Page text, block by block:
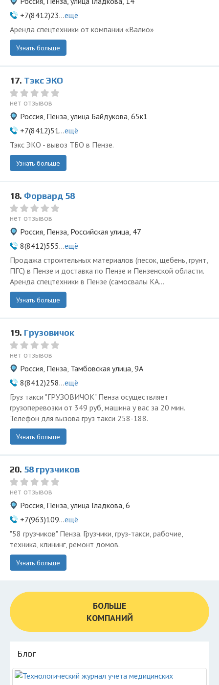
+7(8412)23...ещё
Аренда спецтехники от компании «Валио»
Узнать больше
17. Тэкс ЭКО
нет отзывов
Россия, Пенза, улица Байдукова, 65к1
+7(8412)51...ещё
Тэкс ЭКО - вывоз ТБО в Пензе.
Узнать больше
18. Форвард 58
нет отзывов
Россия, Пенза, Российская улица, 47
8(8412)555...ещё
Продажа строительных материалов (песок, щебень, грунт,
ПГС) в Пензе и доставка по Пензе и Пензенской области.
Аренда спецтехники в Пензе (самосвалы КА...
Узнать больше
19. Грузовичок
нет отзывов
Россия, Пенза, Тамбовская улица, 9А
8(8412)258...ещё
Груз такси "ГРУЗОВИЧОК" Пенза осуществляет
грузоперевозки от 349 руб, машина у вас за 20 мин.
Телефон для вызова груз такси 258-188.
Узнать больше
20. 58 грузчиков
нет отзывов
Россия, Пенза, улица Гладкова, 6
+7(963)109...ещё
"58 грузчиков" Пенза. Грузчики, груз-такси, рабочие,
техника, клининг, ремонт домов.
Узнать больше
БОЛЬШЕ
КОМПАНИЙ
Блог